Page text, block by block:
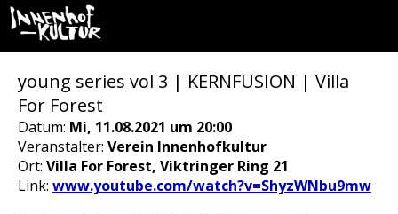
young series vol 3 | KERNFUSION | Villa
For Forest
Datum: Mi, 11.08.2021 um 20:00
Veranstalter: Verein Innenhofkultur
Ort: Villa For Forest, Viktringer Ring 21
Link: www.youtube.com/watch?v=ShyzWNbu9mw